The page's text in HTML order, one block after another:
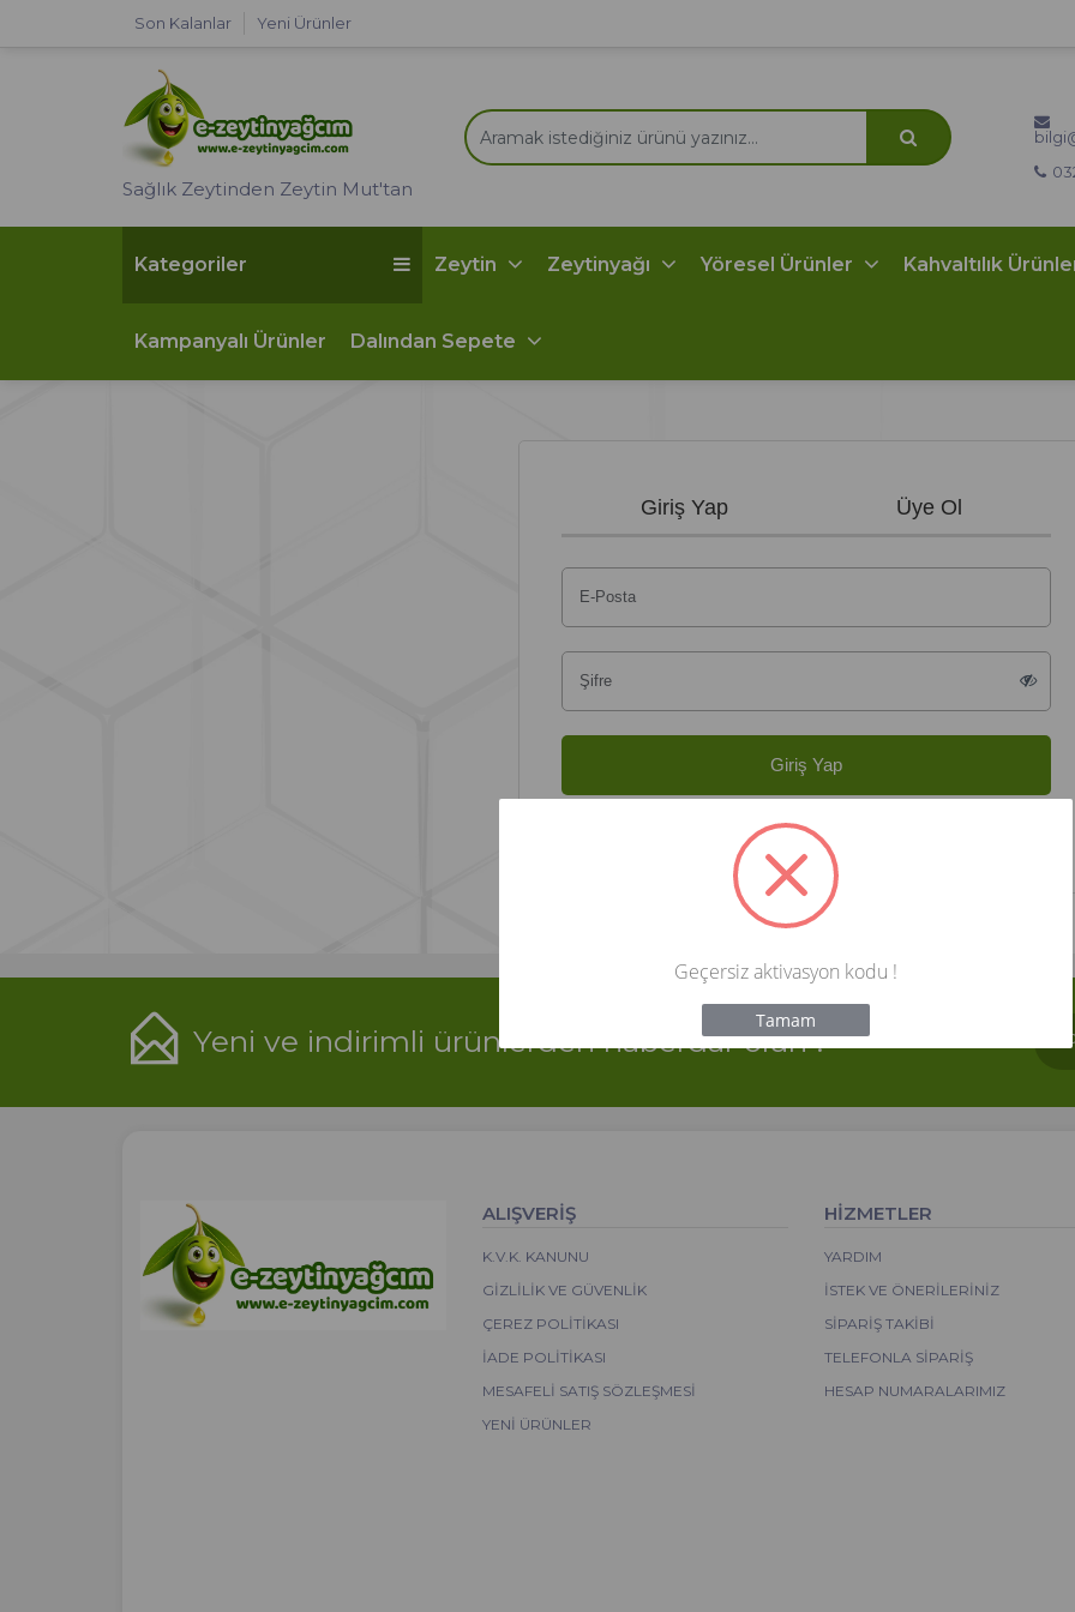
Son Kalanlar Yeni Ürünler
Sağlık Zeytinden Zeytin Mut'tan
Kategoriler Zeytin Zeytinyağı Yöresel Ürünler Kahvaltılık
Kampanyalı Ürünler Dalından Sepete
Giriş Yap Üye Ol
E-Posta
Şifre
Giriş Yap
Yeni ve indirimli ürünlerden haberdar olun !
ALIŞVERİŞ
K.V.K. KANUNU
GIZLILIK VE GÜVENLIK
ÇEREZ POLITIKASI
İADE POLITIKASI
MESAFELI SATIŞ SÖZLEŞMESI
YENI ÜRÜNLER
HİZMETLER
YARDIM
İSTEK VE ÖNERILERINIZ
SIPARIŞ TAKIBI
TELEFONLA SIPARIŞ
HESAP NUMARALARIMIZ
Geçersiz aktivasyon kodu !
! Not valid!
Tamam